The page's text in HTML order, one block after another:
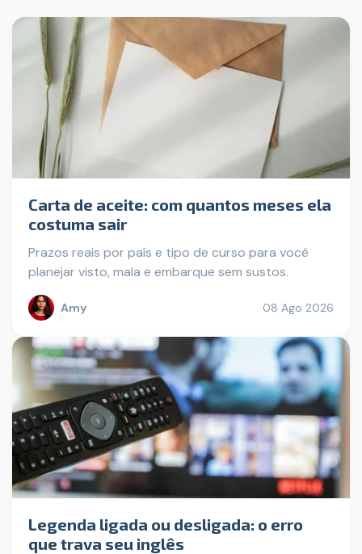
Carta de aceite: com quantos meses ela
costuma sair
Prazos reais por país e tipo de curso para você
planejar visto, mala e embarque sem sustos.
Amy 08 Ago 2026
Legenda ligada ou desligada: o erro
que trava seu inglês